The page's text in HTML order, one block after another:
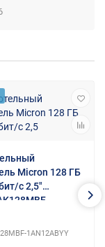
Micron 128 ГБ
с 2,5"
1AN12ABYY